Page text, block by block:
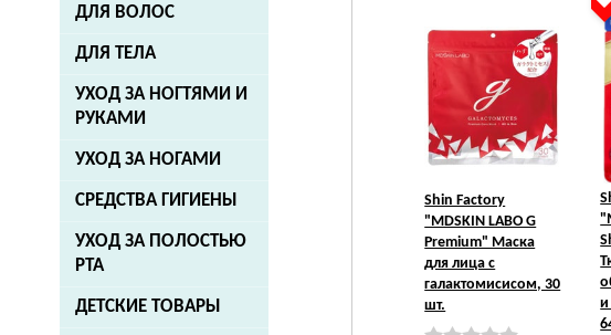
ДЛЯ ВОЛОС
ДЛЯ ТЕЛА
УХОД ЗА НОГТЯМИ И
РУКАМИ
УХОД ЗА НОГАМИ
СРЕДСТВА ГИГИЕНЫ
УХОД ЗА ПОЛОСТЬЮ
РТА
ДЕТСКИЕ ТОВАРЫ
Shin Factory
"MDSKIN LABO G
Premium" Маска
для лица с
галактомисисом, 30
шт.
и